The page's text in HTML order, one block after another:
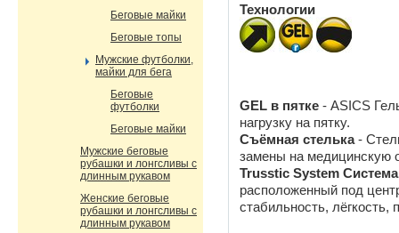
Технологии
GEL в пятке - ASICS
нагрузку на пятку.
Съёмная стелька-
замены на медицинскую
Trusstic System Система
расположенный под
стабильность, лёгкость,
Беговые майки
Беговые топы
Мужские футболки,
майки для бега
Беговые
футболки
Беговые майки
Мужские беговые
рубашки и лонгсливы с
длинным рукавом
Женские беговые
рубашки и лонгсливы с
длинным рукавом